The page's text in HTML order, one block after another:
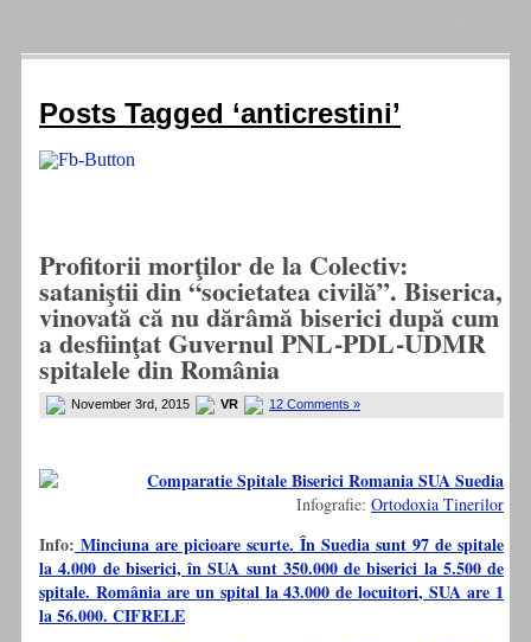
Posts Tagged ‘anticrestini’
Profitorii morţilor de la Colectiv:
sataniştii din “societatea civilă”. Biserica,
vinovată că nu dărâmă biserici după cum
a desfiinţat Guvernul PNL-PDL-UDMR
spitalele din România
November 3rd, 2015 VR 12 Comments »
Infografie: Ortodoxia Tinerilor
Info: Minciuna are picioare scurte. În Suedia sunt 97 de spitale
la 4.000 de biserici, în SUA sunt 350.000 de biserici la 5.500 de
spitale. România are un spital la 43.000 de locuitori, SUA are 1
la 56.000. CIFRELE